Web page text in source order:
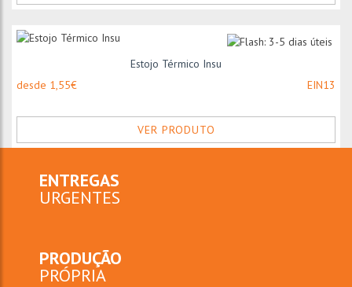
Estojo Térmico Insu
desde 1,55€
EIN13
VER PRODUTO
ENTREGAS
URGENTES
PRODUÇÃO
PRÓPRIA